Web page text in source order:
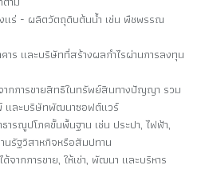
แร่ - ผลิตวัตถุดิบต้นน้ำ เช่น พืชพรรณ
าร และบริษัทที่สร้างผลกำไรผ่านการลงทุน
ากการขายสิทธิในทรัพย์สินทางปัญญา รวม
และบริษัทพัฒนาซอฟต์แวร์
ารณูปโภคขั้นพื้นฐาน เช่น ประปา, ไฟฟ้า,
นรัฐวิสาหกิจหรือสัมปทาน
ากการขาย, ให้เช่า, พัฒนา และบริหาร